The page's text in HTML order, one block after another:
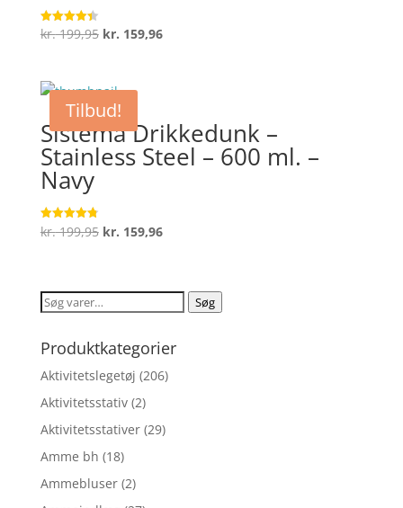
Vurderet
4.4
kr.199,95 Den
var:
kr. 199,95.
kr. 159,96Den
Tilbud!
Sistema Drikkedunk –
Stainless Steel – 600 ml. –
Navy
Vurderet
4.8
kr.199,95 Den
var:
kr. 199,95.
kr. 159,96Den
er:
kr. 159,96.
Søg
Søg
Produktkategorier
Aktivitetslegetøj (206)
Aktivitetsstativ (2)
Aktivitetsstativer (29)
Amme bh (18)
Ammebluser (2)